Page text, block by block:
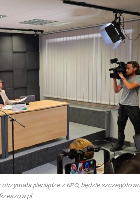
pieniądze z KPO, będzie